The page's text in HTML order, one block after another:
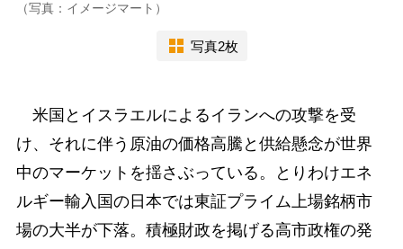
（写真：イメージマート）
写真2枚
米国とイスラエルによるイランへの攻撃を受
け、それに伴う原油の価格高騰と供給懸念が世界
中のマーケットを揺さぶっている。とりわけエネ
ルギー輸入国の日本では東証プライム上場銘柄市
場の大半が下落。積極財政を掲げる高市政権の発